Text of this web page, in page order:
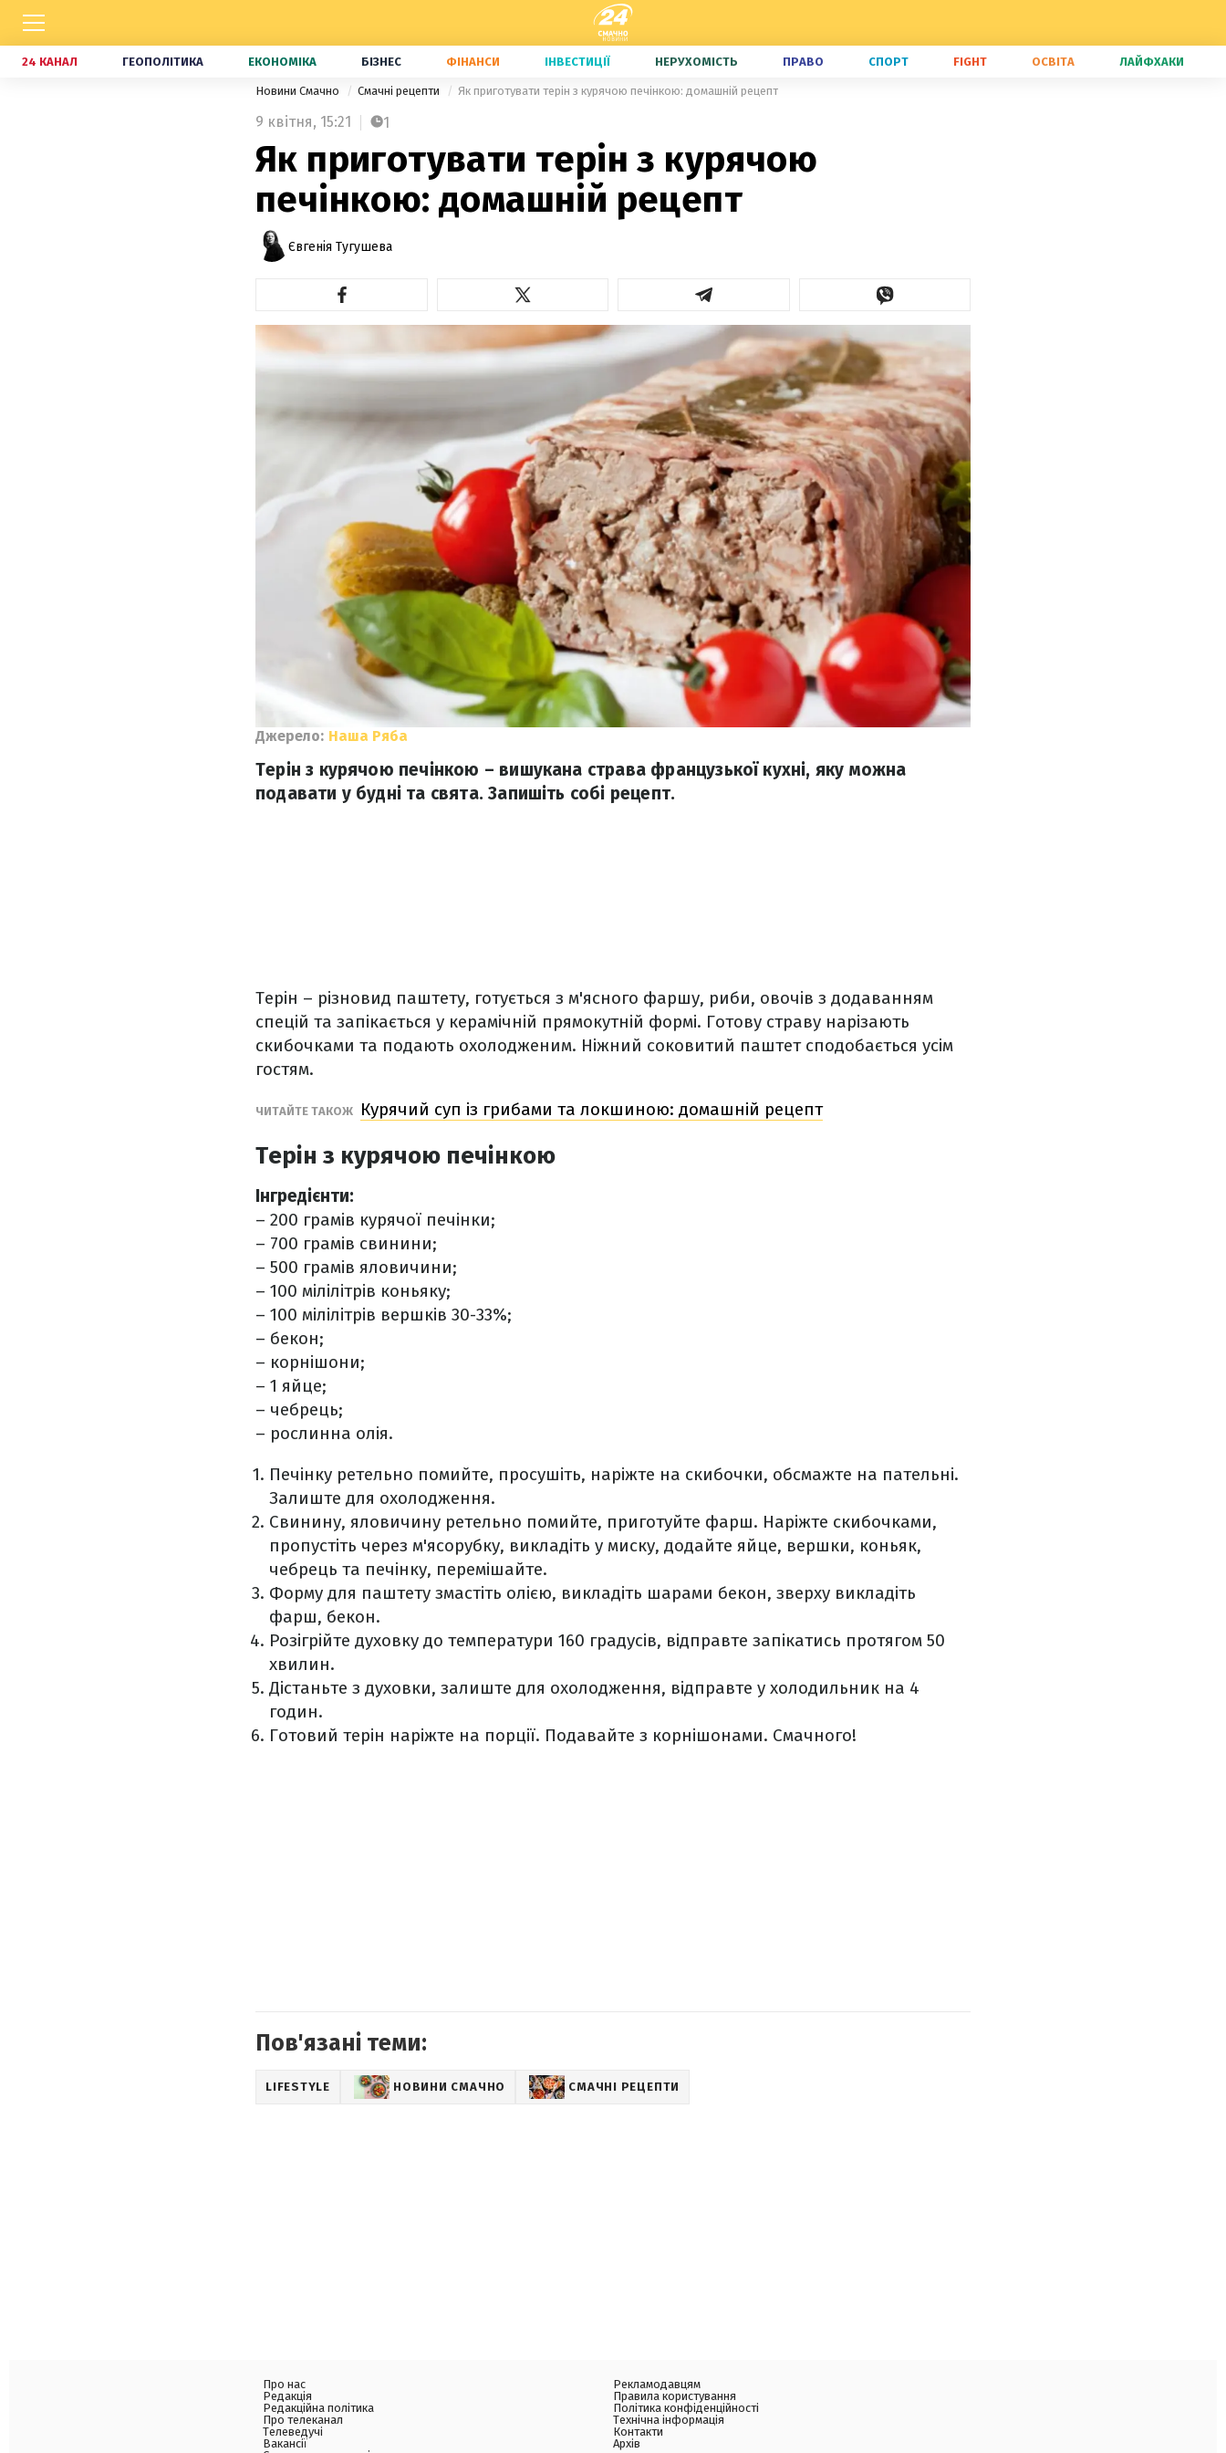
24 КАНАЛ ГЕОПОЛІТИКА ЕКОНОМІКА БІЗНЕС ФІНАНСИ ІНВЕСТИЦІЇ НЕРУХОМІСТЬ ПРАВО СПОРТ FIGHT ОСВІТА ЛАЙФХАКИ
Новини Смачно Смачні рецепти Як приготувати терін з курячою печінкою: домашній рецепт
9 квітня, 15:21 1
Як приготувати терін з курячою
печінкою: домашній рецепт
Євгенія Тугушева
Джерело: Наша Ряба
Терін з курячою печінкою – вишукана страва французької кухні, яку можна
подавати у будні та свята. Запишіть собі рецепт.
Терін – різновид паштету, готується з м'ясного фаршу, риби, овочів з додаванням
спецій та запікається у керамічній прямокутній формі. Готову страву нарізають
скибочками та подають охолодженим. Ніжний соковитий паштет сподобається усім
гостям.
ЧИТАЙТЕ ТАКОЖ Курячий суп із грибами та локшиною: домашній рецепт
Терін з курячою печінкою
Інгредієнти:
– 200 грамів курячої печінки;
– 700 грамів свинини;
– 500 грамів яловичини;
– 100 мілілітрів коньяку;
– 100 мілілітрів вершків 30-33%;
– бекон;
– корнішони;
– 1 яйце;
– чебрець;
– рослинна олія.
Печінку ретельно помийте, просушіть, наріжте на скибочки, обсмажте на пательні.
Залиште для охолодження.
Свинину, яловичину ретельно помийте, приготуйте фарш. Наріжте скибочками,
пропустіть через м'ясорубку, викладіть у миску, додайте яйце, вершки, коньяк,
чебрець та печінку, перемішайте.
Форму для паштету змастіть олією, викладіть шарами бекон, зверху викладіть
фарш, бекон.
Розігрійте духовку до температури 160 градусів, відправте запікатись протягом 50
хвилин.
Дістаньте з духовки, залиште для охолодження, відправте у холодильник на 4
годин.
Готовий терін наріжте на порції. Подавайте з корнішонами. Смачного!
Пов'язані теми:
LIFESTYLE НОВИНИ СМАЧНО СМАЧНІ РЕЦЕПТИ
Про нас
Редакція
Редакційна політика
Про телеканал
Телеведучі
Вакансії
Рекламодавцям
Правила користування
Політика конфіденційності
Технічна інформація
Контакти
Архів